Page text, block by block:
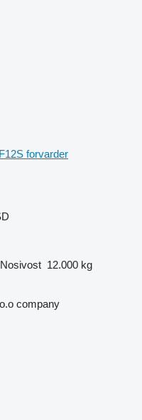
forvarder
Nosivost 12.000 kg
company